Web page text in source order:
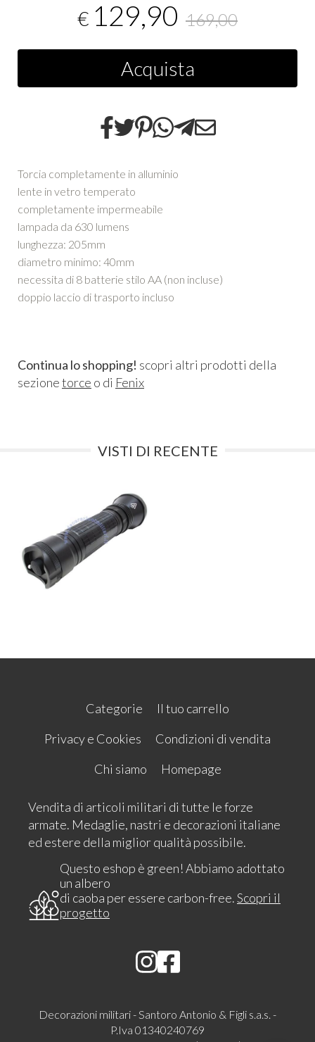
€ 129,90 169,00
Acquista
Torcia completamente in alluminio
lente in vetro temperato
completamente impermeabile
lampada da 630 lumens
lunghezza: 205mm
diametro minimo: 40mm
necessita di 8 batterie stilo AA (non incluse)
doppio laccio di trasporto incluso
Continua lo shopping! scopri altri prodotti della
sezionetorce o di Fenix
VISTI DI RECENTE
Categorie
Il tuo carrello
Privacy e Cookies
Condizioni di vendita
Chi siamo
Homepage
Vendita di articoli militari di tutte le forze
armate. Medaglie, nastri e decorazioni italiane
ed estere della miglior qualità possibile.
Questo eshop è green! Abbiamo adottato
un albero
di caoba per essere carbon-free.Scopri il
progetto
Decorazioni militari - Santoro Antonio & Figli s.a.s. -
P.Iva 01340240769